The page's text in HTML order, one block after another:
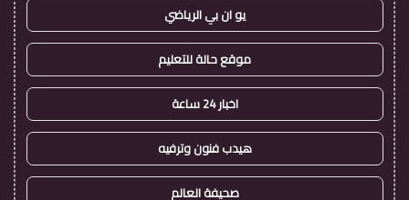
يو ان بي الرياضي
موقع حالة للتعليم
اخبار 24 ساعة
هيدب فنون وترفيه
صحيفة العالم